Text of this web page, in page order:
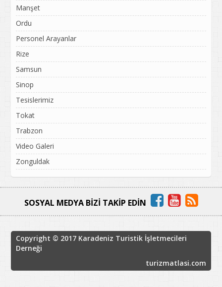
Manşet
Ordu
Personel Arayanlar
Rize
Samsun
Sinop
Tesislerimiz
Tokat
Trabzon
Video Galeri
Zonguldak
SOSYAL MEDYA BİZİ TAKİP EDİN
Copyright © 2017 Karadeniz Turistik İşletmecileri
Derneği
turizmatlasi.com